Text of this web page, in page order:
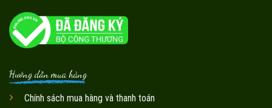
Hướng dẫn mua hàng
Chính sách mua hàng và thanh toán